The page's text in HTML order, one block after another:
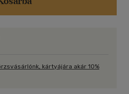
kártyájára akár 10%